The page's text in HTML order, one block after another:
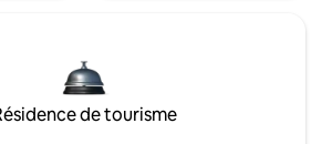
de tourisme